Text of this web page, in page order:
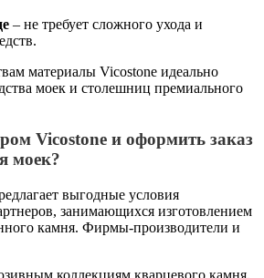
– не требует сложного ухода и
материалы Vicostone идеально
моек и столешниц премиального
Vicostone и оформить заказ
моек?
выгодные условия
занимающихся изготовлением
камня. Фирмы-производители и
коллекциям кварцевого камня.